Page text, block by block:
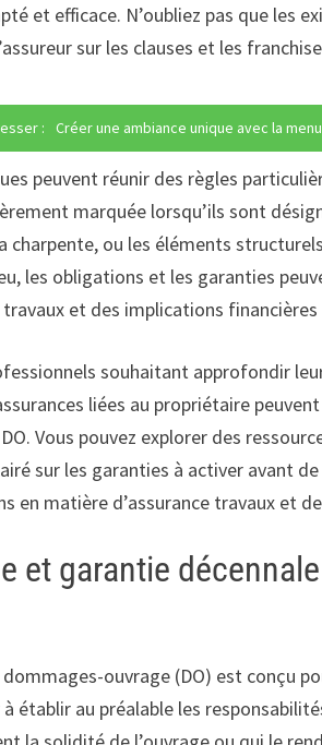
et efficace. N’oubliez pas que les
sur les clauses et les
: Créer une ambiance unique avec la
peuvent réunir des règles
marquée lorsqu’ils sont
ou les éléments
les obligations et les garanties
et des implications
souhaitant approfondir
liées au propriétaire
Vous pouvez explorer des
sur les garanties à activer avant
en matière d’assurance travaux et
et garantie
dommages-ouvrage (DO) est conçu
établir au préalable les